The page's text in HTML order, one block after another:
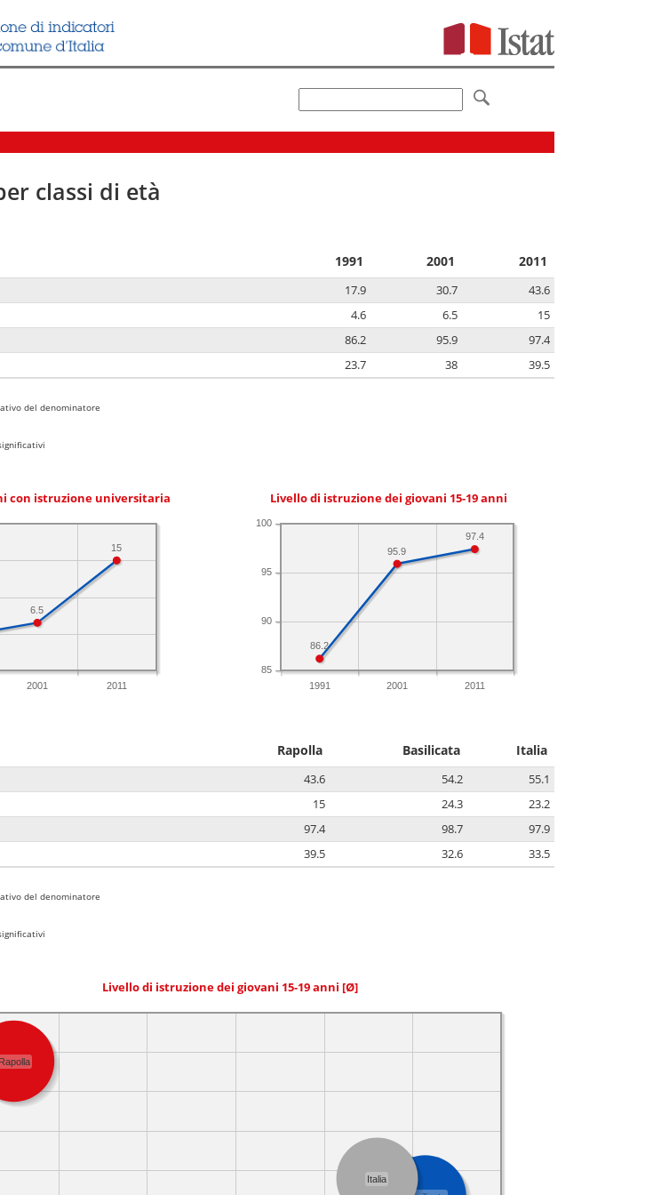
classi di età
1991 2001 2011
17.9 30.7
43.6
4.6 6.5
15
86.2 95.9
97.4
23.7 38 39.5
del denominatore
con istruzione universitaria
2001 2011
15
6.5
Livello di istruzione dei giovani 15-19 anni
1991 2001 2011
85
90
95
100
97.4
95.9
86.2
Rapolla Basilicata Italia
43.6 54.2
55.1
15 24.3
23.2
97.4 98.7
97.9
39.5 32.6 33.5
del denominatore
Livello di istruzione dei giovani 15-19 anni [Ø]
Italia
Rapolla